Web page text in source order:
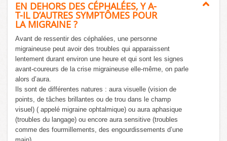
EN DEHORS DES CÉPHALÉES, Y A-
T-IL D’AUTRES SYMPTÔMES POUR
LA MIGRAINE ?
Avant de ressentir des céphalées, une personne
migraineuse peut avoir des troubles qui apparaissent
lentement durant environ une heure et qui sont les signes
avant-coureurs de la crise migraineuse elle-même, on parle
alors d’aura.
Ils sont de différentes natures : aura visuelle (vision de
points, de tâches brillantes ou de trou dans le champ
visuel) ( appelé migraine ophtalmique) ou aura aphasique
(troubles du langage) ou encore aura sensitive (troubles
comme des fourmillements, des engourdissements d’une